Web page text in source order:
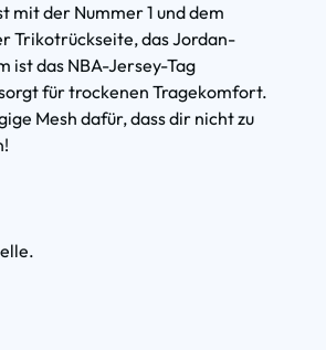
mit der Nummer 1 und dem
Trikotrückseite, das Jordan-
ist das NBA-Jersey-Tag
für trockenen Tragekomfort.
Mesh dafür, dass dir nicht zu